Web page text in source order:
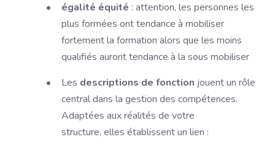
égalité équité : attention, les personnes les
plus formées ont tendance à mobiliser
fortement la formation alors que les moins
qualifiés auront tendance à la sous mobiliser
Les descriptions de fonction jouent un rôle
central dans la gestion des compétences.
Adaptées aux réalités de votre
structure, elles établissent un lien :